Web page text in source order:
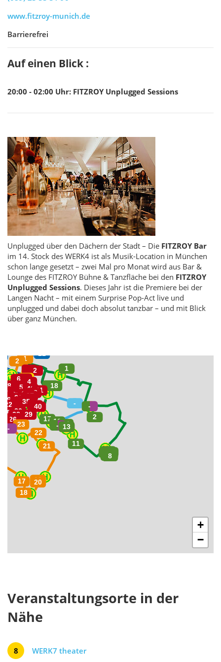
www.fitzroy-munich.de
Barrierefrei
Auf einen Blick :
20:00 - 02:00 Uhr: FITZROY Unplugged Sessions
Unplugged über den Dächern der Stadt – Die FITZROY Bar
im 14. Stock des WERK4 ist als Musik-Location in München
schon lange gesetzt – zwei Mal pro Monat wird aus Bar &
Lounge des FITZROY Bühne & Tanzfläche bei den FITZROY
Unplugged Sessions. Dieses Jahr ist die Premiere bei der
Langen Nacht – mit einem Surprise Pop-Act live und
unplugged und dabei doch absolut tanzbar – und mit Blick
über ganz München.
+
−
Veranstaltungsorte in der
Nähe
8 WERK7 theater